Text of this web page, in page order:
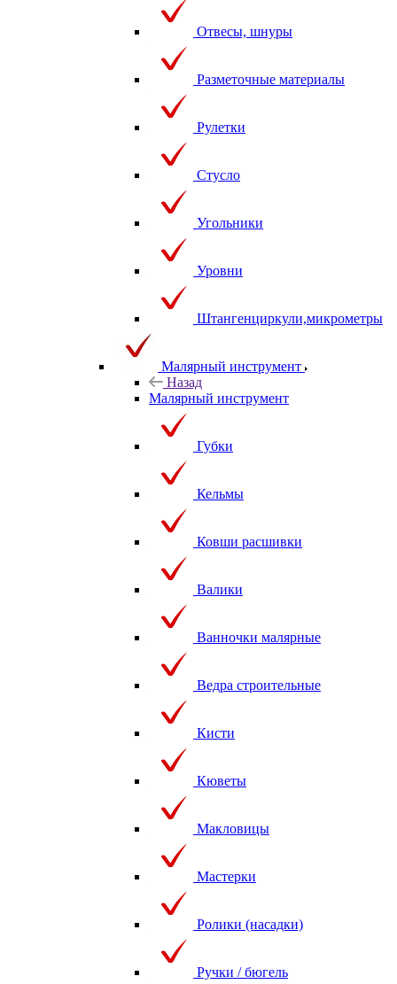
Отвесы, шнуры
Разметочные материалы
Рулетки
Стусло
Угольники
Уровни
Штангенциркули,микрометры
Малярный инструмент
Назад
Малярный инструмент
Губки
Кельмы
Ковши расшивки
Валики
Ванночки малярные
Ведра строительные
Кисти
Кюветы
Макловицы
Мастерки
Ролики (насадки)
Ручки / бюгель